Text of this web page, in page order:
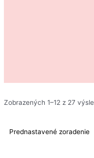
Zobrazených 1–12 z 27